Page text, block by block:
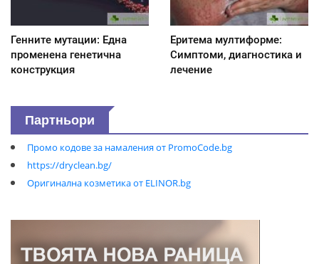
Генните мутации: Една
променена генетична
конструкция
Еритема мултиформе:
Симптоми, диагностика и
лечение
Партньори
Промо кодове за намаления от PromoCode.bg
https://dryclean.bg/
Оригинална козметика от ELINOR.bg